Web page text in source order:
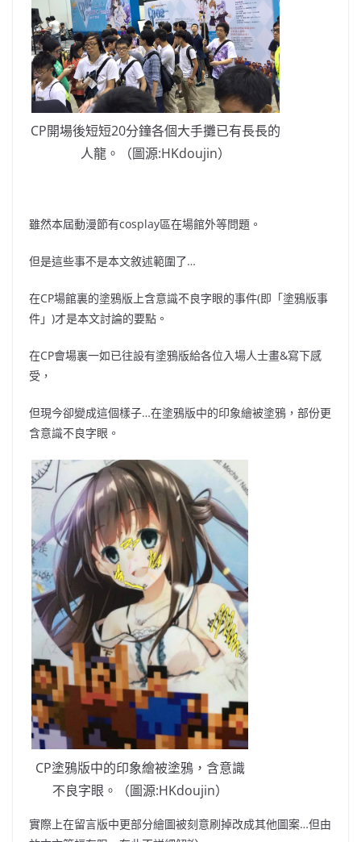
CP開場後短短20分鐘各個大手攤已有長長的
人龍。（圖源:HKdoujin）
雖然本屆動漫節有cosplay區在場館外等問題。
但是這些事不是本文敘述範圍了…
在CP場館裏的塗鴉版上含意識不良字眼的事件(即「塗鴉版事
件」)才是本文討論的要點。
在CP會場裏一如已往設有塗鴉版給各位入場人士畫&寫下感
受，
但現今卻變成這個樣子…在塗鴉版中的印象繪被塗鴉，部份更
含意識不良字眼。
CP塗鴉版中的印象繪被塗鴉，含意識
不良字眼。（圖源:HKdoujin）
實際上在留言版中更部分繪圖被刻意刷掉改成其他圖案…但由